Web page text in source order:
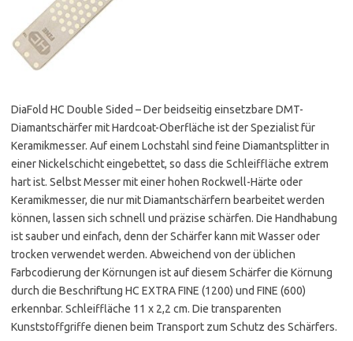
DiaFold HC Double Sided – Der beidseitig einsetzbare DMT-
Diamantschärfer mit Hardcoat-Oberfläche ist der Spezialist für
Keramikmesser. Auf einem Lochstahl sind feine Diamantsplitter in
einer Nickelschicht eingebettet, so dass die Schleiffläche extrem
hart ist. Selbst Messer mit einer hohen Rockwell-Härte oder
Keramikmesser, die nur mit Diamantschärfern bearbeitet werden
können, lassen sich schnell und präzise schärfen. Die Handhabung
ist sauber und einfach, denn der Schärfer kann mit Wasser oder
trocken verwendet werden. Abweichend von der üblichen
Farbcodierung der Körnungen ist auf diesem Schärfer die Körnung
durch die Beschriftung HC EXTRA FINE (1200) und FINE (600)
erkennbar. Schleiffläche 11 x 2,2 cm. Die transparenten
Kunststoffgriffe dienen beim Transport zum Schutz des Schärfers.